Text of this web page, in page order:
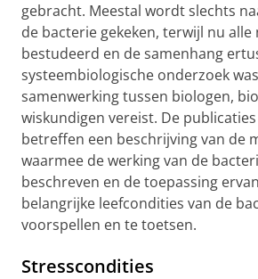
gebracht. Meestal wordt slechts
de bacterie gekeken, terwijl nu alle
bestudeerd en de samenhang
systeembiologische onderzoek
samenwerking tussen biologen,
wiskundigen vereist. De
betreffen een beschrijving van de
waarmee de werking van de
beschreven en de toepassing
belangrijke leefcondities van de
voorspellen en te toetsen.
Stresscondities